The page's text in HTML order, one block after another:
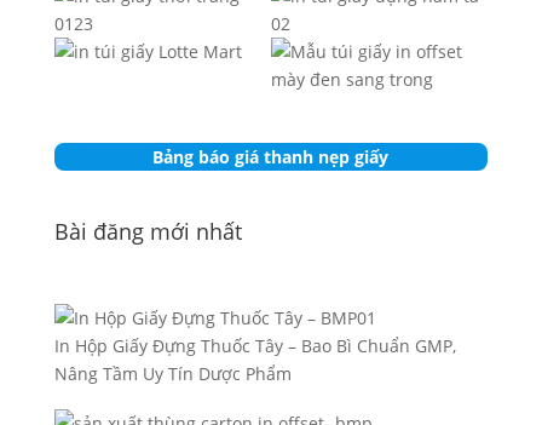
Bảng báo giá thanh nẹp giấy
Bài đăng mới nhất
In Hộp Giấy Đựng Thuốc Tây – Bao Bì Chuẩn GMP,
Nâng Tầm Uy Tín Dược Phẩm